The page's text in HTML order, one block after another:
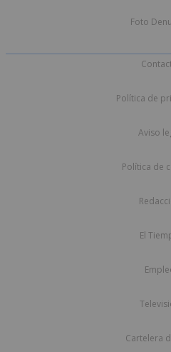
Foto
Política de
Aviso
Política de
El
Cartelera